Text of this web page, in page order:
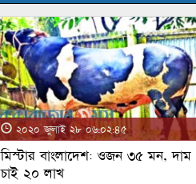
২০২০ জুলাই ২৮ ০৬:০২:৪৫
মিস্টার বাংলাদেশ: ওজন ৩৫ মন, দাম
চাই ২০ লাখ